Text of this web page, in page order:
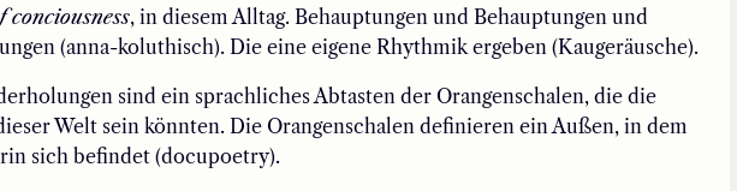
conciousness, in diesem Alltag. Behauptungen und Behauptungen und
(anna-koluthisch). Die eine eigene Rhythmik ergeben (Kaugeräusche).
sind ein sprachliches Abtasten der Orangenschalen, die die
Welt sein könnten. Die Orangenschalen definieren ein Außen, in dem
sich befindet (docupoetry).